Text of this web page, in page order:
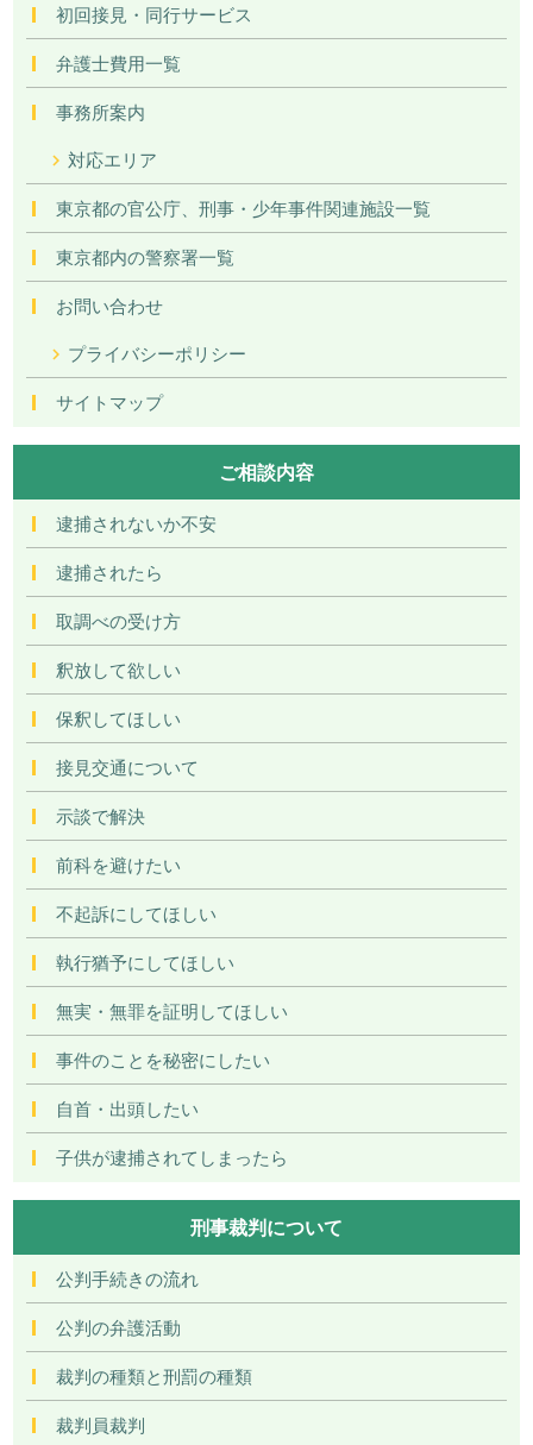
初回接見・同行サービス
弁護士費用一覧
事務所案内
対応エリア
東京都の官公庁、刑事・少年事件関連施設一覧
東京都内の警察署一覧
お問い合わせ
プライバシーポリシー
サイトマップ
ご相談内容
逮捕されないか不安
逮捕されたら
取調べの受け方
釈放して欲しい
保釈してほしい
接見交通について
示談で解決
前科を避けたい
不起訴にしてほしい
執行猶予にしてほしい
無実・無罪を証明してほしい
事件のことを秘密にしたい
自首・出頭したい
子供が逮捕されてしまったら
刑事裁判について
公判手続きの流れ
公判の弁護活動
裁判の種類と刑罰の種類
裁判員裁判